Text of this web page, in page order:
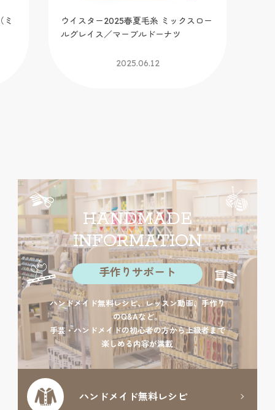
ミ
ウイスター2025春夏毛糸 ミックスロー
ルグレイス／マーブルドーナツ
2025.06.12
HANDMADE
INFORMATION
手作りサポート
ハンドメイド無料レシピ、レッスン動画、手作り
のQ&Aなど。
手芸・ハンドメイドの初心者の方から上級者まで
楽しめる内容が満載
ハンドメイド無料レシピ